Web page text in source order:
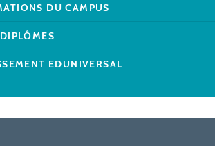
DU CAMPUS
EDUNIVERSAL